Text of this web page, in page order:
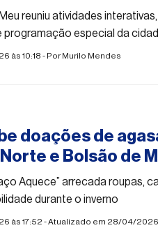
reuniu atividades
programação especial da
às 10:18 - Por Murilo Mendes
doações de
e Bolsão de
Aquece” arrecada roupas,
durante o inverno
às 17:52 - Atualizado em 28/04/2026